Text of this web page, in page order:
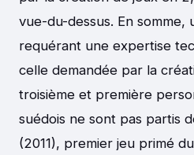
vue-du-dessus. En
requérant une expertise
celle demandée par la
troisième et première
suédois ne sont pas partis
(2011), premier jeu primé